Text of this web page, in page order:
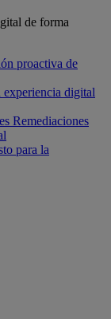
de forma
proactiva de
experiencia digital
Remediaciones
para la